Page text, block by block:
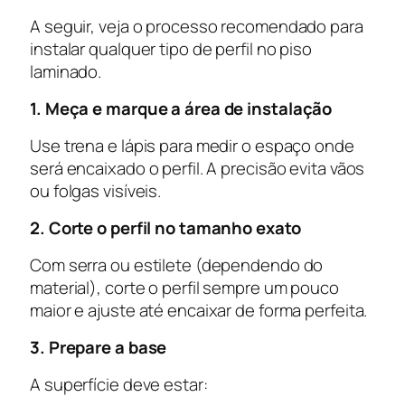
A seguir, veja o processo recomendado para
instalar qualquer tipo de perfil no piso
laminado.
1. Meça e marque a área de instalação
Use trena e lápis para medir o espaço onde
será encaixado o perfil. A precisão evita vãos
ou folgas visíveis.
2. Corte o perfil no tamanho exato
Com serra ou estilete (dependendo do
material), corte o perfilsempre um pouco
maior e ajuste até encaixar de forma perfeita.
3. Prepare a base
A superfície deve estar: